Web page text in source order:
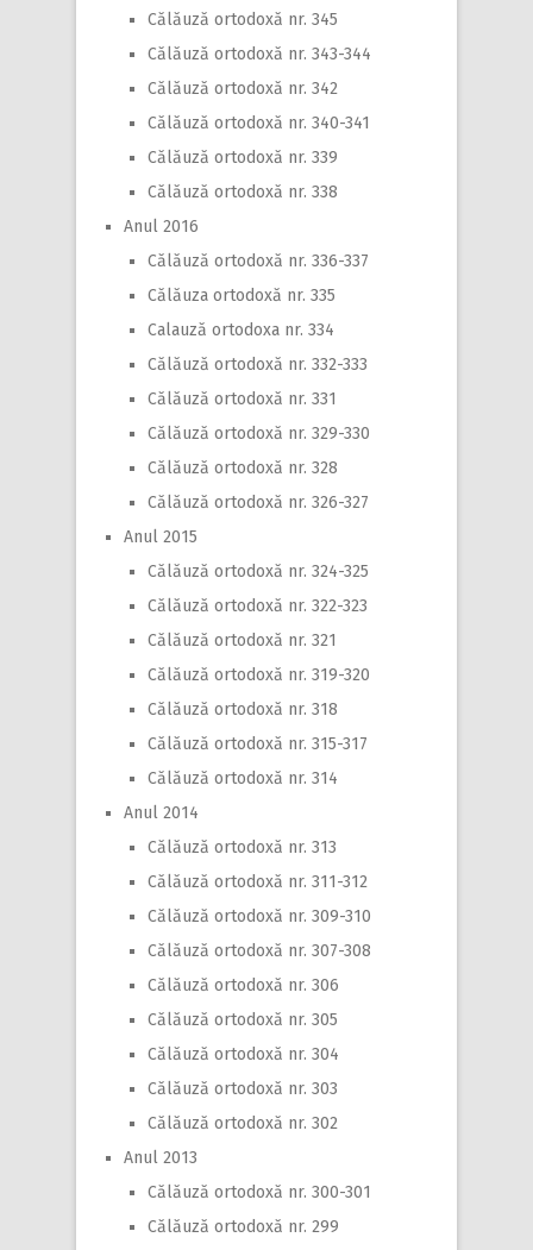
Călăuză ortodoxă nr. 345
Călăuză ortodoxă nr. 343-344
Călăuză ortodoxă nr. 342
Călăuză ortodoxă nr. 340-341
Călăuză ortodoxă nr. 339
Călăuză ortodoxă nr. 338
Anul 2016
Călăuză ortodoxă nr. 336-337
Călăuza ortodoxă nr. 335
Calauză ortodoxa nr. 334
Călăuză ortodoxă nr. 332-333
Călăuză ortodoxă nr. 331
Călăuză ortodoxă nr. 329-330
Călăuză ortodoxă nr. 328
Călăuză ortodoxă nr. 326-327
Anul 2015
Călăuză ortodoxă nr. 324-325
Călăuză ortodoxă nr. 322-323
Călăuză ortodoxă nr. 321
Călăuză ortodoxă nr. 319-320
Călăuză ortodoxă nr. 318
Călăuză ortodoxă nr. 315-317
Călăuză ortodoxă nr. 314
Anul 2014
Călăuză ortodoxă nr. 313
Călăuză ortodoxă nr. 311-312
Călăuză ortodoxă nr. 309-310
Călăuză ortodoxă nr. 307-308
Călăuză ortodoxă nr. 306
Călăuză ortodoxă nr. 305
Călăuză ortodoxă nr. 304
Călăuză ortodoxă nr. 303
Călăuză ortodoxă nr. 302
Anul 2013
Călăuză ortodoxă nr. 300-301
Călăuză ortodoxă nr. 299